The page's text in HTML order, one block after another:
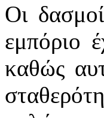
Οι
εμπόριο
καθώς